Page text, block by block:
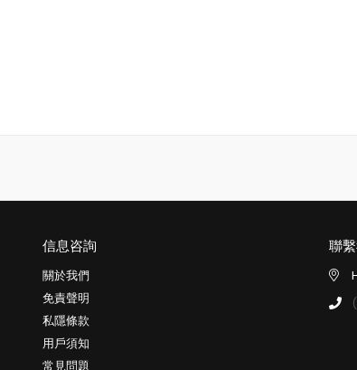
信息咨詢
關於我們
免責聲明
私隱條款
用戶須知
常見問題
聯